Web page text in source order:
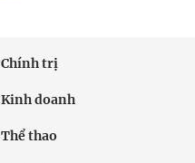
Chính trị
Kinh doanh
Thể thao